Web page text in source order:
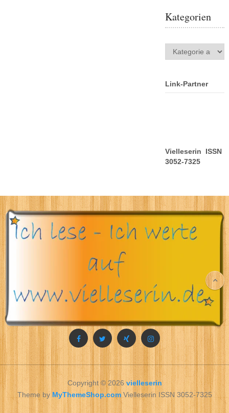
Kategorien
Kategorien
Link-Partner
Vielleserin ISSN
3052-7325
Copyright © 2026vielleserin
Theme by MyThemeShop.comVielleserin ISSN 3052-7325